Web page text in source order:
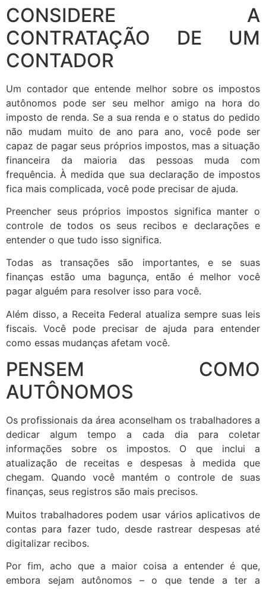
CONSIDERE A
CONTRATAÇÃO DE UM
CONTADOR
Um contador que entende melhor sobre os impostos
autônomos pode ser seu melhor amigo na hora do
imposto de renda. Se a sua renda e o status do pedido
não mudam muito de ano para ano, você pode ser
capaz de pagar seus próprios impostos, mas a situação
financeira da maioria das pessoas muda com
frequência. À medida que sua declaração de impostos
fica mais complicada, você pode precisar de ajuda.
Preencher seus próprios impostos significa manter o
controle de todos os seus recibos e declarações e
entender o que tudo isso significa.
Todas as transações são importantes, e se suas
finanças estão uma bagunça, então é melhor você
pagar alguém para resolver isso para você.
Além disso, a Receita Federal atualiza sempre suas leis
fiscais. Você pode precisar de ajuda para entender
como essas mudanças afetam você.
PENSEM COMO
AUTÔNOMOS
Os profissionais da área aconselham os trabalhadores a
dedicar algum tempo a cada dia para coletar
informações sobre os impostos. O que inclui a
atualização de receitas e despesas à medida que
chegam. Quando você mantém o controle de suas
finanças, seus registros são mais precisos.
Muitos trabalhadores podem usar vários aplicativos de
contas para fazer tudo, desde rastrear despesas até
digitalizar recibos.
Por fim, acho que a maior coisa a entender é que,
embora sejam autônomos – o que tende a ter a